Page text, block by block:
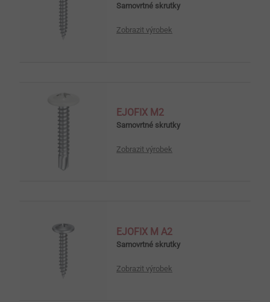
Samovrtné skrutky
Zobrazit výrobek
EJOFIX M2
Samovrtné skrutky
Zobrazit výrobek
EJOFIX M A2
Samovrtné skrutky
Zobrazit výrobek